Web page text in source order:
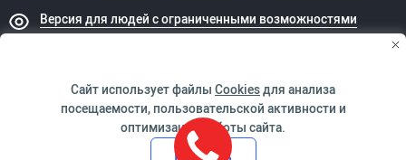
Версия для людей с ограниченными возможностями
ИМЕЮТСЯ ПРОТИВОПОКАЗАНИЯ. НЕОБХОДИМО
Сайт использует файлы Cookiesдля анализа
посещаемости, пользовательской активности и
оптимизации работы сайта.
Принять